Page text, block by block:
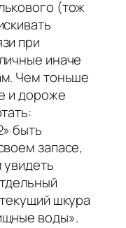
(тож
при
иначе
Чем тоньше
и дороже
быть
запасе,
шкура
воды».